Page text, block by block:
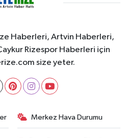
Haberleri, Artvin Haberleri,
Rizespor Haberleri için
size yeter.
Merkez Hava Durumu